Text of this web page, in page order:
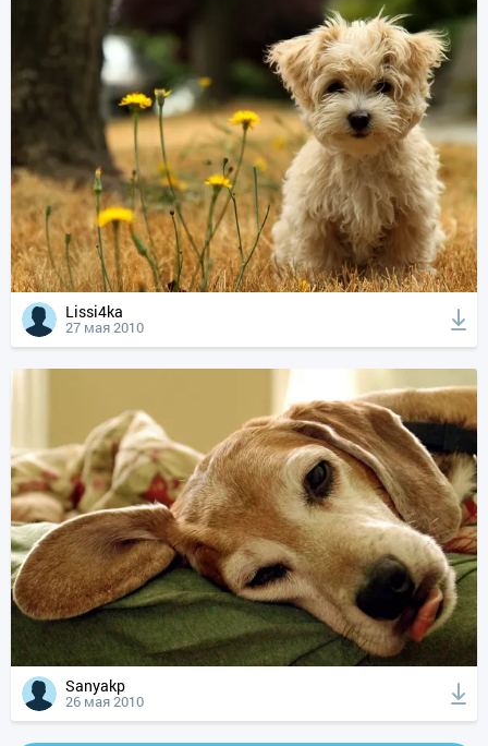
Lissi4ka
27 мая 2010
Sanyakp
26 мая 2010